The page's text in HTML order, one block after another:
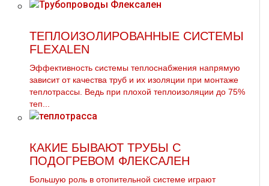
ТЕПЛОИЗОЛИРОВАННЫЕ СИСТЕМЫ
FLEXALEN
Эффективность системы теплоснабжения напрямую
зависит от качества труб и их изоляции при монтаже
теплотрассы. Ведь при плохой теплоизоляции до 75%
теп...
КАКИЕ БЫВАЮТ ТРУБЫ С
ПОДОГРЕВОМ ФЛЕКСАЛЕН
Большую роль в отопительной системе играют